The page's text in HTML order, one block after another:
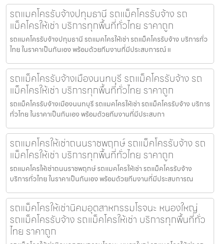
รถแมคโครรับจ้างปทุมธานี รถแม็คโครรับจ้าง รถ
แม็คโครให้เช่า บริการทุกพื้นที่ทั่วไทย ราคาถูก
รถแมคโครรับจ้างปทุมธานี รถแมคโครให้เช่า รถแม็คโครรับจ้าง บริการทั่ว
ไทย ในราคาเป็นกันเอง พร้อมด้วยทีมงานที่มีประสบการณ์ แ
รถแม็คโครรับจ้างเมืองนนทบุรี รถแม็คโครรับจ้าง รถ
แม็คโครให้เช่า บริการทุกพื้นที่ทั่วไทย ราคาถูก
รถแม็คโครรับจ้างเมืองนนทบุรี รถแมคโครให้เช่า รถแม็คโครรับจ้าง บริการ
ทั่วไทย ในราคาเป็นกันเอง พร้อมด้วยทีมงานที่มีประสบกา
รถแมคโครให้เช่าถนนราชพฤกษ์ รถแม็คโครรับจ้าง รถ
แม็คโครให้เช่า บริการทุกพื้นที่ทั่วไทย ราคาถูก
รถแมคโครให้เช่าถนนราชพฤกษ์ รถแมคโครให้เช่า รถแม็คโครรับจ้าง
บริการทั่วไทย ในราคาเป็นกันเอง พร้อมด้วยทีมงานที่มีประสบการณ
รถแม็คโครให้เช่านิคมอุตสาหกรรมโรจนะ หนองใหญ่
รถแม็คโครรับจ้าง รถแม็คโครให้เช่า บริการทุกพื้นที่ทั่ว
ไทย ราคาถูก